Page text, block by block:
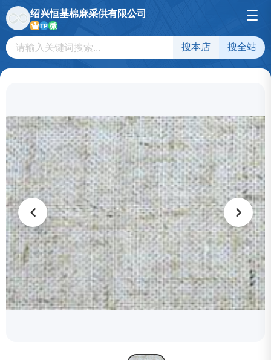
绍兴恒基棉麻采供有限公司
TP微
搜本店 搜全站